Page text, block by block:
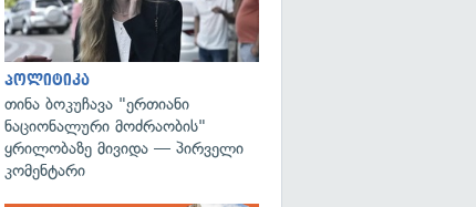
გადახედვა
პოლიტიკა
თინა ბოკუჩავა "ერთიანი
ნაციონალური მოძრაობის"
ყრილობაზე მივიდა — პირველი
კომენტარი